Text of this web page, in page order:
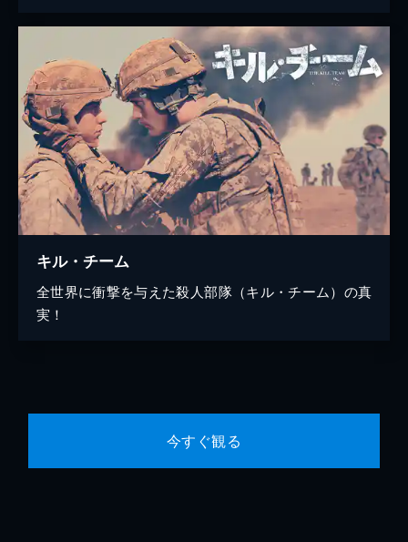
キル・チーム
全世界に衝撃を与えた殺人部隊（キル・チーム）の真
実！
今すぐ観る